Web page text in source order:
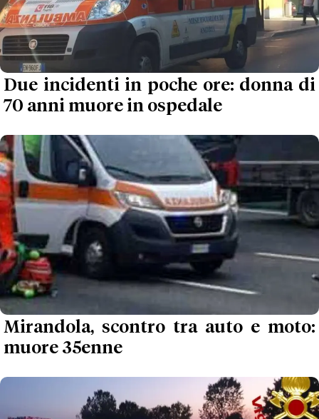
Due incidenti in poche ore: donna di
70 anni muore in ospedale
Mirandola, scontro tra auto e moto:
muore 35enne